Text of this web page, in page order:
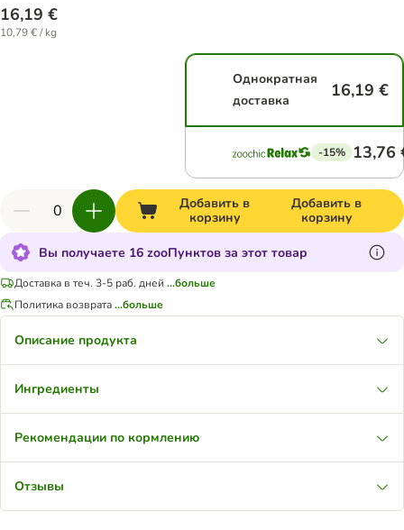
16,19 €
10,79 € / kg
Однократная
доставка
16,19 €
-15% 13,76
Добавить в
корзину
Добавить в
корзину
Вы получаете 16 zooПунктов за этот товар
Доставка в теч. 3-5 раб. дней ...больше
Политика возврата...больше
Описание продукта
Ингредиенты
Рекомендации по кормлению
Отзывы